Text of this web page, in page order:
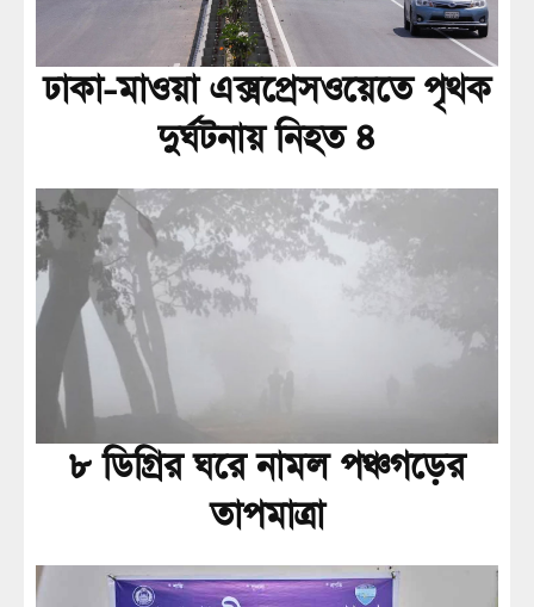
ঢাকা-মাওয়া এক্সপ্রেসওয়েতে পৃথক
দুর্ঘটনায় নিহত ৪
৮ ডিগ্রির ঘরে নামল পঞ্চগড়ের
তাপমাত্রা